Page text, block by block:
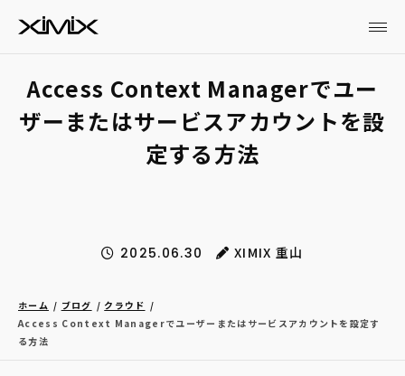
Access Context Managerでユー
ザーまたはサービスアカウントを設
定する方法
2025.06.30 XIMIX 重山
ホーム ブログ
クラウド
Access Context Managerでユーザーまたはサービスアカウントを設定す
る方法